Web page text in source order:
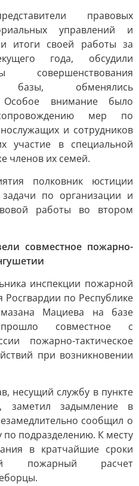
правовых
управлений и
итоги своей работы за
года, обсудили
совершенствования
базы, обменялись
внимание было
мер по
и сотрудников
участие в специальной
членов их семей.
полковник юстиции
по организации и
работы во втором
совместное пожарно-
инспекции пожарной
Росгвардии по Республике
Мациева на базе
совместное с
пожарно-тактическое
при возникновении
несущий службу в пункте
заметил задымление в
сообщил о
подразделению. К месту
в кратчайшие сроки
пожарный расчет